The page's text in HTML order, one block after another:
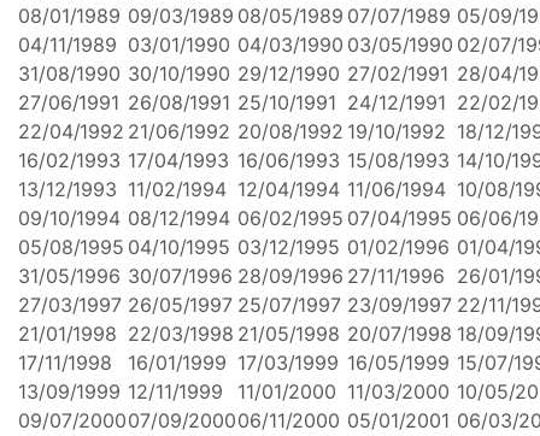
08/01/1989 09/03/1989 08/05/1989 07/07/1989 05/09/
04/11/1989 03/01/1990 04/03/1990 03/05/1990 02/07/
31/08/1990 30/10/1990 29/12/1990 27/02/1991 28/04/
27/06/1991 26/08/1991 25/10/1991 24/12/1991 22/02/
22/04/1992 21/06/1992 20/08/1992 19/10/1992 18/12/
16/02/1993 17/04/1993 16/06/1993 15/08/1993 14/10/
13/12/1993 11/02/1994 12/04/1994 11/06/1994 10/08/
09/10/1994 08/12/1994 06/02/1995 07/04/1995 06/06/
05/08/1995 04/10/1995 03/12/1995 01/02/1996 01/04/
31/05/1996 30/07/1996 28/09/1996 27/11/1996 26/01/
27/03/1997 26/05/1997 25/07/1997 23/09/1997 22/11/
21/01/1998 22/03/1998 21/05/1998 20/07/1998 18/09/
17/11/1998
16/01/1999 17/03/1999 16/05/1999 15/07/
13/09/1999 12/11/1999 11/01/2000 11/03/2000 10/05/
09/07/200007/09/200006/11/2000 05/01/2001 06/03/